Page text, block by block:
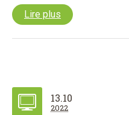
Lire plus
13.10
2022